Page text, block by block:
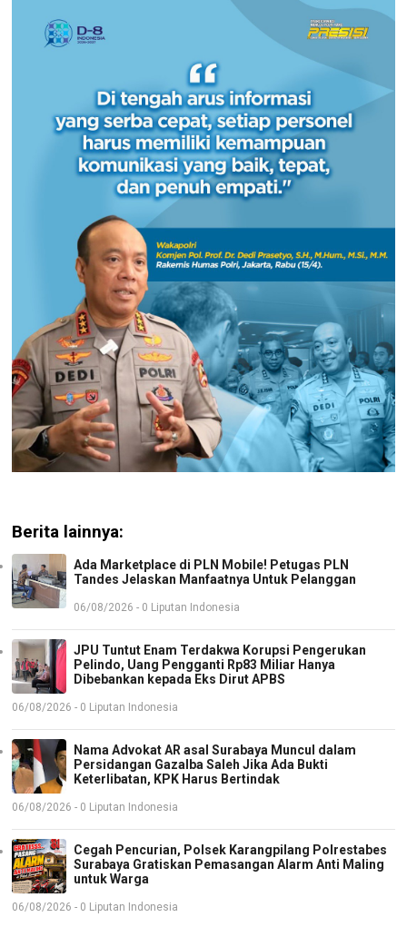
Berita lainnya:
Ada Marketplace di PLN Mobile! Petugas PLN
Tandes Jelaskan Manfaatnya Untuk Pelanggan
06/08/2026 - 0 Liputan Indonesia
JPU Tuntut Enam Terdakwa Korupsi Pengerukan
Pelindo, Uang Pengganti Rp83 Miliar Hanya
Dibebankan kepada Eks Dirut APBS
06/08/2026 - 0 Liputan Indonesia
Nama Advokat AR asal Surabaya Muncul dalam
Persidangan Gazalba Saleh Jika Ada Bukti
Keterlibatan, KPK Harus Bertindak
06/08/2026 - 0 Liputan Indonesia
Cegah Pencurian, Polsek Karangpilang Polrestabes
Surabaya Gratiskan Pemasangan Alarm Anti Maling
untuk Warga
06/08/2026 - 0 Liputan Indonesia